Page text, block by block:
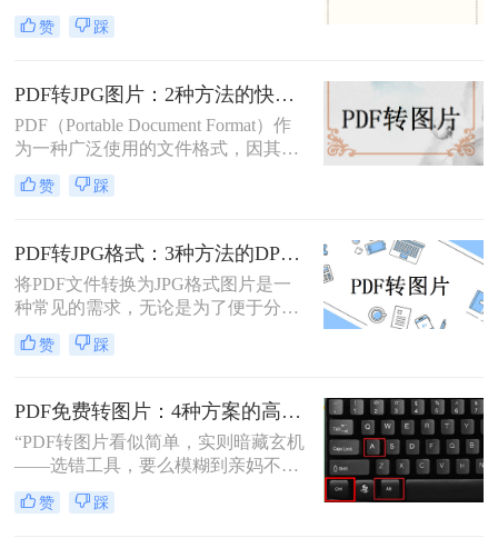
况。无论是制作PPT素材、在社交媒
体分享资料，还是在不方便打开PDF
把PDF转成图片都是一项必备技能。
本文将详细介绍4种实用的转换方
法，帮助您快速掌握这项技能。
赞 踩
PDF转JPG图片：2种方法的快捷操作和格式选择要点！
PDF（Portable Document Format）作
为一种广泛使用的文件格式，因其跨
平台、不易被篡改的特性而备受青
睐。然而，在某些情况下，我们可能
便于在更多设备上查看、分享或进行
编辑。那么怎么将pdf转换成jpg图片
呢？本文将介绍两种将PDF转换成
JPG图片的方法，包括使用专业软件
和在线转换工具，帮助大家轻松应对
这一需求。
赞 踩
PDF转JPG格式：3种方法的DPI设置和清晰度调节技巧！
将PDF文件转换为JPG格式图片是一
种常见的需求，无论是为了便于分
享、编辑还是其他用途。那么PDF转
jpg格式图片怎么弄呢？本文将介绍一
赞 踩
PDF免费转图片：4种方案的高清输出设置和无损转换要点！
“PDF转图片看似简单，实则暗藏玄机
——选错工具，要么模糊到亲妈不
认，要么操作复杂到怀疑人生。那么
pdf怎么免费转换成图片呢？”作为深
赞 踩